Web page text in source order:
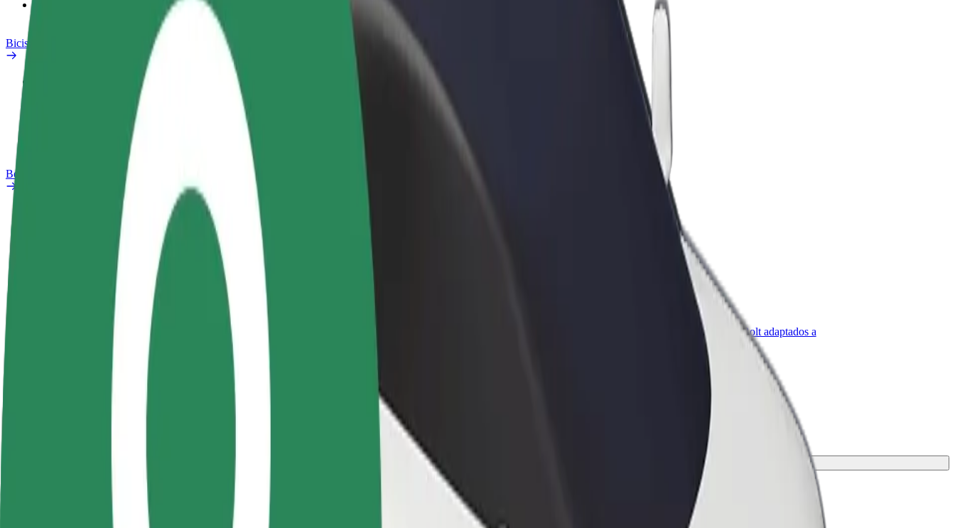
Bicis
Informar de un problema
Bolt Plus
Preguntas frecuentes
Colaborar como conductor
Gana dinero colaborando
Colaborar como repartidor
Repartí comida y cobrá todas las
Bolt para empresas
Productos y servicios de Bolt adaptados a
Cómo ir de Iulius Mall a Gara Iași
¿Buscás la mejor forma de ir de Iulius Mall a Gara Iași? Explorá nuestros servicios y encontrá la opción perfecta para tu viaje.
Descargá la app de Bolt
Comodidad y confort a un botón de distancia